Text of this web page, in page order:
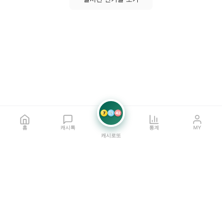
홈 캐시톡
7 21 42
캐시로또
통계 MY